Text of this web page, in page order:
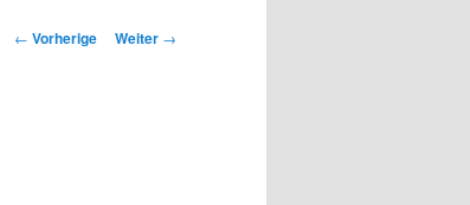
Beitrags-
← Vorherige Weiter →